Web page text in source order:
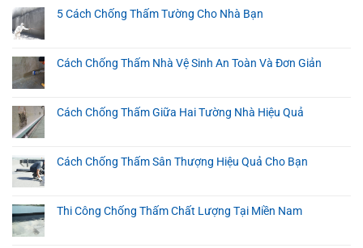
5 Cách Chống Thấm Tường Cho Nhà Bạn
Cách Chống Thấm Nhà Vệ Sinh An Toàn Và Đơn Giản
Cách Chống Thấm Giữa Hai Tường Nhà Hiệu Quả
Cách Chống Thấm Sân Thượng Hiệu Quả Cho Bạn
Thi Công Chống Thấm Chất Lượng Tại Miền Nam